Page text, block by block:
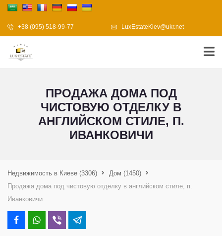
+38 (095) 518-99-77 LuxEstateKiev@ukr.net
ПРОДАЖА ДОМА ПОД
ЧИСТОВУЮ ОТДЕЛКУ В
АНГЛИЙСКОМ СТИЛЕ, П.
ИВАНКОВИЧИ
Недвижимость в Киеве (3306) Дом (1450)
Продажа дома под чистовую отделку в английском стиле, п.
Иванковичи